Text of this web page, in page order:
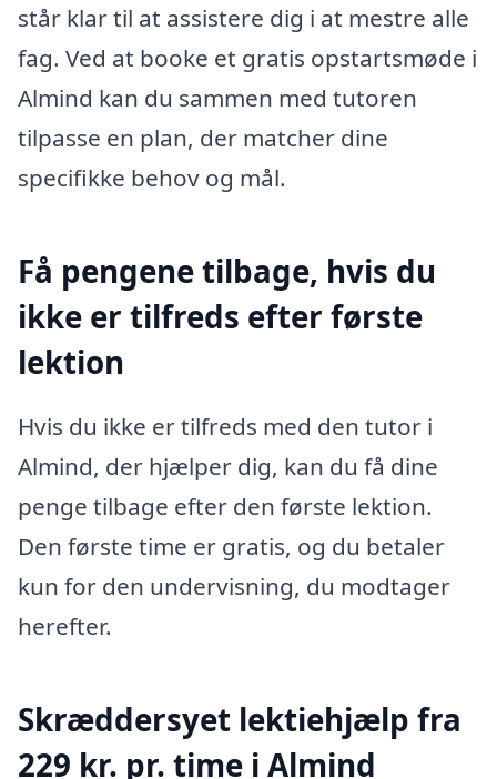
står klar til at assistere dig i at mestre alle
fag. Ved at booke et gratis opstartsmøde i
Almind kan du sammen med tutoren
tilpasse en plan, der matcher dine
specifikke behov og mål.
Få pengene tilbage, hvis du
ikke er tilfreds efter første
lektion
Hvis du ikke er tilfreds med den tutor i
Almind, der hjælper dig, kan du få dine
penge tilbage efter den første lektion.
Den første time er gratis, og du betaler
kun for den undervisning, du modtager
herefter.
Skræddersyet lektiehjælp fra
229 kr. pr. time i Almind